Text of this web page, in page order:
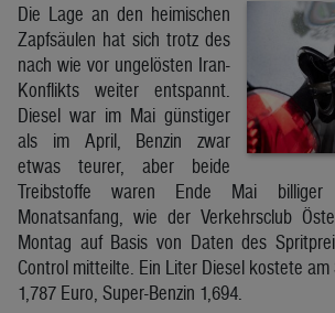
Die Lage an den heimischen
Zapfsäulen hat sich trotz des
nach wie vor ungelösten Iran-
Konflikts weiter entspannt.
Diesel war im Mai günstiger
als im April, Benzin zwar
etwas teurer, aber beide
Treibstoffe waren Ende Mai
Monatsanfang, wie der Verkehrsclub
Montag auf Basis von Daten des
Control mitteilte. Ein Liter Diesel kostete
1,787 Euro, Super-Benzin 1,694.